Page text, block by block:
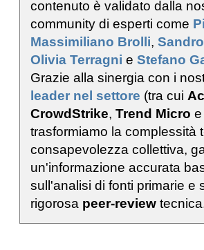
contenuto è validato dalla
community di esperti come
Massimiliano Brolli,
Olivia Terragni e Stefano
Grazie alla sinergia con i
leader nel settore (tra cui
CrowdStrike, Trend Micro e
trasformiamo la complessità
consapevolezza collettiva,
un'informazione accurata
sull'analisi di fonti primarie e
rigorosa peer-review